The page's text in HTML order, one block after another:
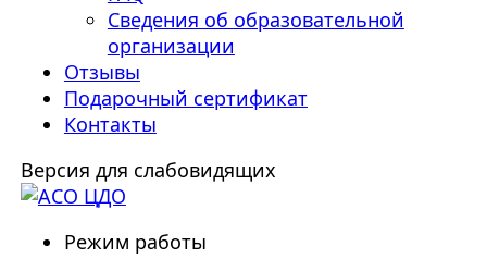
Сведения об образовательной
организации
Отзывы
Подарочный сертификат
Контакты
Версия для слабовидящих
Режим работы